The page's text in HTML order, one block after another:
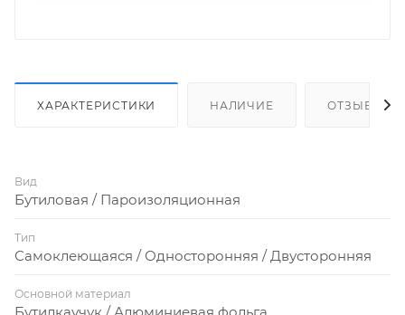
ХАРАКТЕРИСТИКИ НАЛИЧИЕ ОТЗЫВЫ
Вид
Бутиловая / Пароизоляционная
Тип
Самоклеющаяся / Односторонняя / Двусторонняя
Основной материал